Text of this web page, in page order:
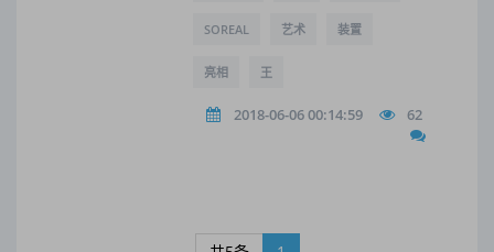
SOREAL 艺术 装置
亮相 王
2018-06-06 00:14:59 62